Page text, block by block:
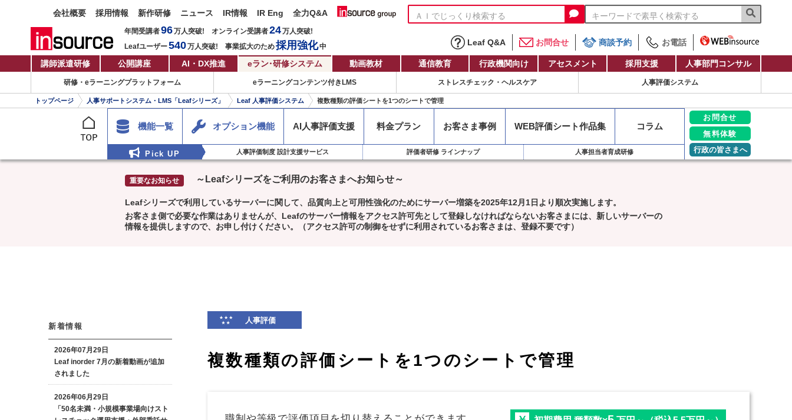
会社概要 採用情報 新作研修 ニュース IR情報 IR Eng 全力Q&A
年間受講者96万人突破! オンライン受講者24万人突破!
Leafユーザー540万人突破! 事業拡大のため採用強化中 Leaf Q&A お問合せ 商談予約 お電話
講師派遣研修 公開講座 AI・DX推進 eラン・研修システム 動画教材 通信教育 行政機関向け アセスメント 採用支援 人事部門コンサル
研修・eラーニングプラットフォーム eラーニングコンテンツ付きLMS ストレスチェック・ヘルスケア 人事評価システム
トップページ 人事サポートシステム・LMS「Leafシリーズ」 Leaf 人事評価システム 複数種類の評価シートを1つのシートで管理
機能一覧 オプション機能 AI人事評価支援 料金プラン お客さま事例 WEB評価シート作品集 コラム
お問合せ
無料体験
行政の皆さまへ
Pick UP 人事評価制度 設計支援サービス 評価者研修 ラインナップ 人事担当者育成研修
～Leafシリーズをご利用のお客さまへお知らせ～
Leafシリーズで利用しているサーバーに関して、品質向上と可用性強化のためにサーバー増築を2025年12月1日より順次実施します。
お客さま側で必要な作業はありませんが、Leafのサーバー情報をアクセス許可先として登録しなければならないお客さまには、新しいサーバーの
情報を提供しますので、お申し付けください。（アクセス許可の制御をせずに利用されているお客さまは、登録不要です）
複数種類の評価シートを1つのシートで管理
新着情報
2026年07月29日
Leaf inorder 7月の新着動画が追加
されました
2026年06月29日
「50名未満・小規模事業場向けスト